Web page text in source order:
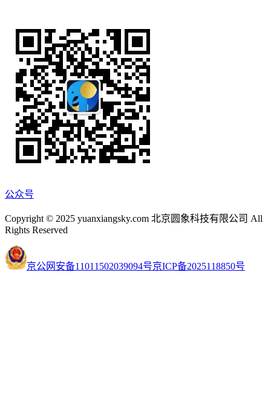
公众号
Copyright © 2025 yuanxiangsky.com 北京圆象科技有限公司 All
Rights Reserved
京公网安备11011502039094号京ICP备2025118850号